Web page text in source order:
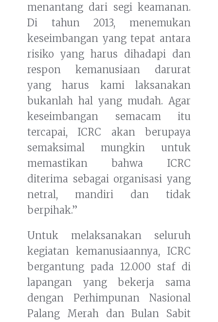
menantang dari segi keamanan.
Di tahun 2013, menemukan
keseimbangan yang tepat antara
risiko yang harus dihadapi dan
respon kemanusiaan darurat
yang harus kami laksanakan
bukanlah hal yang mudah. Agar
keseimbangan semacam itu
tercapai, ICRC akan berupaya
semaksimal mungkin untuk
memastikan bahwa ICRC
diterima sebagai organisasi yang
netral, mandiri dan tidak
berpihak.”
Untuk melaksanakan seluruh
kegiatan kemanusiaannya, ICRC
bergantung pada 12.000 staf di
lapangan yang bekerja sama
dengan Perhimpunan Nasional
Palang Merah dan Bulan Sabit